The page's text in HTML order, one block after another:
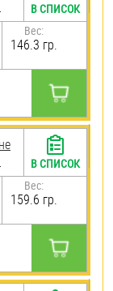
Вес:
146.3 гр.
В СПИСОК
Вес:
159.6 гр.
В СПИСОК